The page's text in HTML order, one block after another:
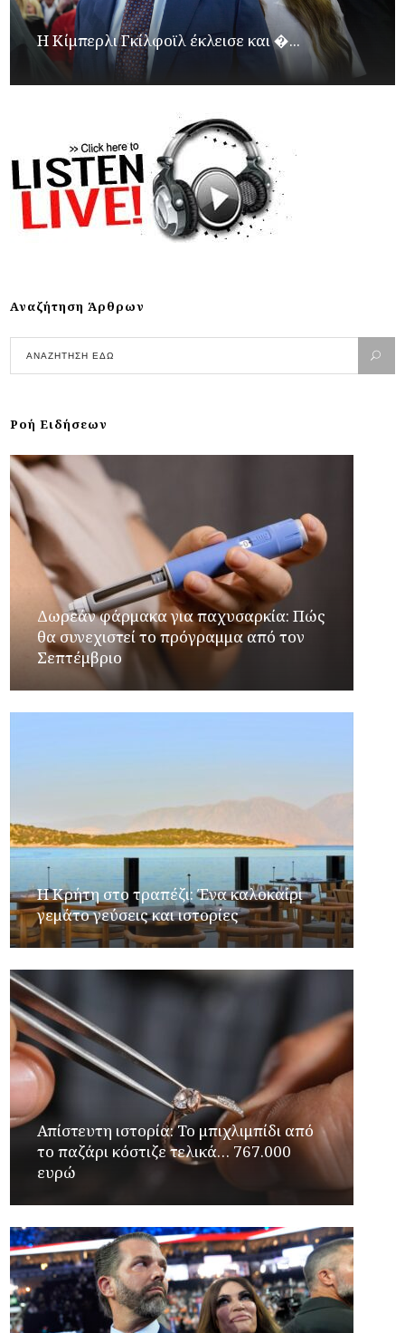
Η Κίμπερλι Γκίλφοϊλ έκλεισε και �...
Αναζήτηση Άρθρων
Ροή Ειδήσεων
Δωρεάν φάρμακα για παχυσαρκία: Πώς
θα συνεχιστεί το πρόγραμμα από τον
Σεπτέμβριο
Η Κρήτη στο τραπέζι: Ένα καλοκαίρι
γεμάτο γεύσεις και ιστορίες
Απίστευτη ιστορία: Το μπιχλιμπίδι από
το παζάρι κόστιζε τελικά… 767.000
ευρώ